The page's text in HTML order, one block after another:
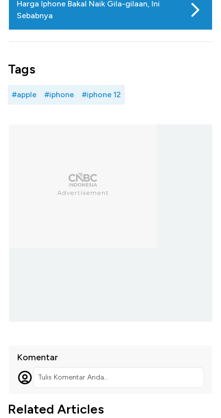
Harga Iphone Bakal Naik Gila-gilaan, Ini
Sebabnya
Tags
#apple #iphone #iphone 12
Komentar
Tulis Komentar Anda...
Related Articles